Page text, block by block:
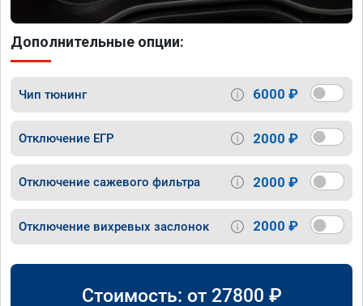
Дополнительные опции:
Чип тюнинг 6000 ₽
Отключение ЕГР 2000 ₽
Отключение сажевого фильтра 2000 ₽
Отключение вихревых заслонок 2000 ₽
Стоимость: от 27800 ₽